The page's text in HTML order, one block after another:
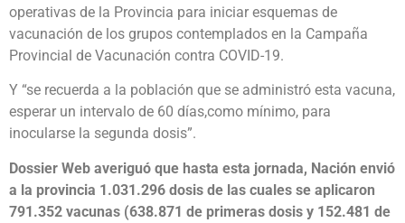
operativas de la Provincia para iniciar esquemas de
vacunación de los grupos contemplados en la Campaña
Provincial de Vacunación contra COVID-19.
Y “se recuerda a la población que se administró esta vacuna,
esperar un intervalo de 60 días,como mínimo, para
inocularse la segunda dosis”.
Dossier Web averiguó que hasta esta jornada, Nación envió
a la provincia 1.031.296 dosis de las cuales se aplicaron
791.352 vacunas (638.871 de primeras dosis y 152.481 de